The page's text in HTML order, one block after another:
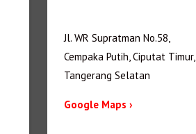
Jl. WR Supratman No.58,
Cempaka Putih, Ciputat Timur,
Tangerang Selatan
Google Maps ›